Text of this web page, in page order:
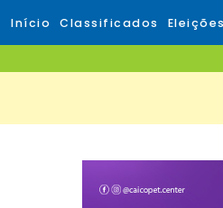
Início Classificados Eleições